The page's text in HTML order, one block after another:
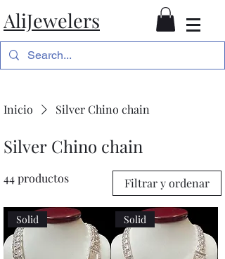
AliJewelers
Inicio Silver Chino chain
Silver Chino chain
44 productos Filtrar y ordenar
Solid Solid